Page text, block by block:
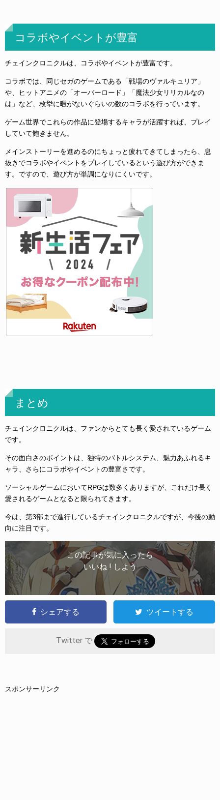
コラボやイベントが豊富
チェインクロニクルは、コラボやイベントが豊富です。
コラボでは、同じセガのゲームである「戦場のヴァルキュリア」
や、ヒットアニメの「オーバーロード」「魔法少女リリカルなの
は」など、枚挙に暇がないぐらいの数のコラボを行っています。
ゲーム世界でこれらの作品に登場するキャラが活躍すれば、プレイ
していて飽きません。
メインストーリーを進めるのにちょっと疲れてきてしまったら、息
抜きでコラボやイベントをプレイしているという遊び方ができま
す。ですので、遊び方が単調になりにくいです。
まとめ
チェインクロニクルは、ファンからとても長く愛されているゲーム
です。
その面白さのポイントは、独特のバトルシステム、魅力あふれるキ
ャラ、さらにコラボやイベントの豊富さです。
ソーシャルゲームにおいてRPGは数多くありますが、これだけ長く
愛されるゲームとなると限られてきます。
今は、第3部まで進行しているチェインクロニクルですが、今後の動
向に注目です。
この記事が気に入ったら
いいね ! しよう
シェアする ツイートする
Twitter で
スポンサーリンク